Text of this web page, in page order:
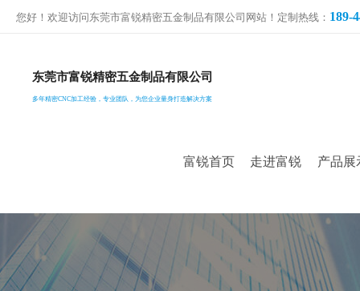
您好！欢迎访问东莞市富锐精密五金制品有限公司网站！定制热线： 189-
东莞市富锐精密五金制品有限公司
多年精密CNC加工经验，专业团队，为您企业量身打造解决方案
富锐首页 走进富锐 产品展